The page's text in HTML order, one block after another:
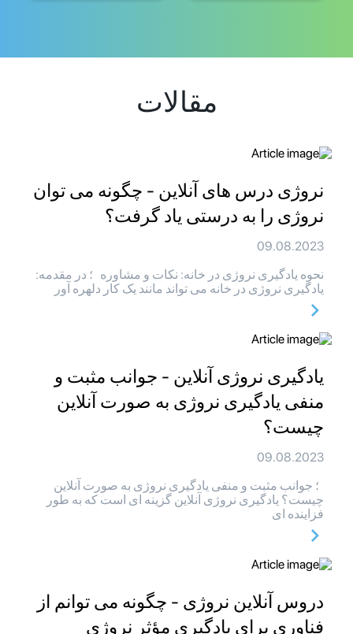
مقالات
نروژی درس های آنلاین - چگونه می توان
نروژی را به درستی یاد گرفت؟
09.08.2023
نحوه یادگیری نروژی در خانه: نکات و مشاوره ؛ در مقدمه:
یادگیری نروژی در خانه می تواند مانند یک کار دلهره آور
یادگیری نروژی آنلاین - جوانب مثبت و
منفی یادگیری نروژی به صورت آنلاین
چیست؟
09.08.2023
؛ جوانب مثبت و منفی یادگیری نروژی به صورت آنلاین
چیست؟ یادگیری نروژی آنلاین گزینه ای است که به طور
فزاینده ای
دروس آنلاین نروژی - چگونه می توانم از
فناوری برای یادگیری مؤثر نروژی